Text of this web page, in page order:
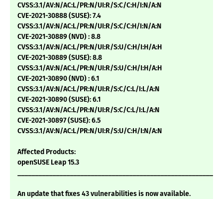
CVSS:3.1/AV:N/AC:L/PR:N/UI:R/S:C/C:H/I:N/A:N
CVE-2021-30888 (SUSE): 7.4
CVSS:3.1/AV:N/AC:L/PR:N/UI:R/S:C/C:H/I:N/A:N
CVE-2021-30889 (NVD) : 8.8
CVSS:3.1/AV:N/AC:L/PR:N/UI:R/S:U/C:H/I:H/A:H
CVE-2021-30889 (SUSE): 8.8
CVSS:3.1/AV:N/AC:L/PR:N/UI:R/S:U/C:H/I:H/A:H
CVE-2021-30890 (NVD) : 6.1
CVSS:3.1/AV:N/AC:L/PR:N/UI:R/S:C/C:L/I:L/A:N
CVE-2021-30890 (SUSE): 6.1
CVSS:3.1/AV:N/AC:L/PR:N/UI:R/S:C/C:L/I:L/A:N
CVE-2021-30897 (SUSE): 6.5
CVSS:3.1/AV:N/AC:L/PR:N/UI:R/S:U/C:H/I:N/A:N
Affected Products:
openSUSE Leap 15.3
An update that fixes 43 vulnerabilities is now available.